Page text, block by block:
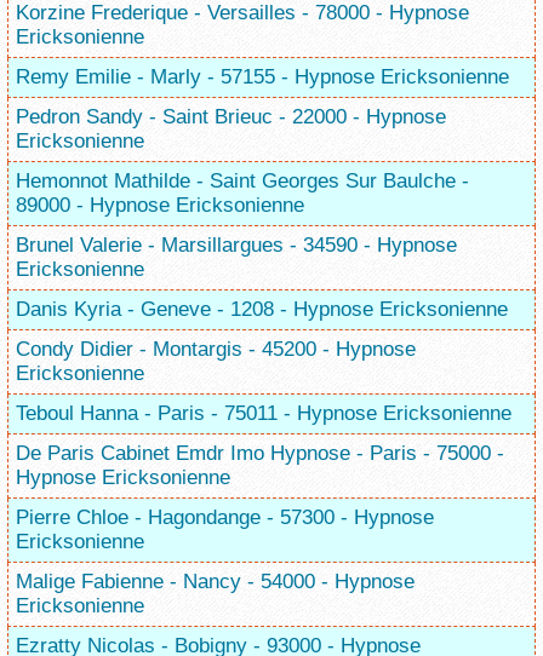
Korzine Frederique - Versailles - 78000 - Hypnose
Ericksonienne
Remy Emilie - Marly - 57155 - Hypnose Ericksonienne
Pedron Sandy - Saint Brieuc - 22000 - Hypnose
Ericksonienne
Hemonnot Mathilde - Saint Georges Sur Baulche -
89000 - Hypnose Ericksonienne
Brunel Valerie - Marsillargues - 34590 - Hypnose
Ericksonienne
Danis Kyria - Geneve - 1208 - Hypnose Ericksonienne
Condy Didier - Montargis - 45200 - Hypnose
Ericksonienne
Teboul Hanna - Paris - 75011 - Hypnose Ericksonienne
De Paris Cabinet Emdr Imo Hypnose - Paris - 75000 -
Hypnose Ericksonienne
Pierre Chloe - Hagondange - 57300 - Hypnose
Ericksonienne
Malige Fabienne - Nancy - 54000 - Hypnose
Ericksonienne
Ezratty Nicolas - Bobigny - 93000 - Hypnose